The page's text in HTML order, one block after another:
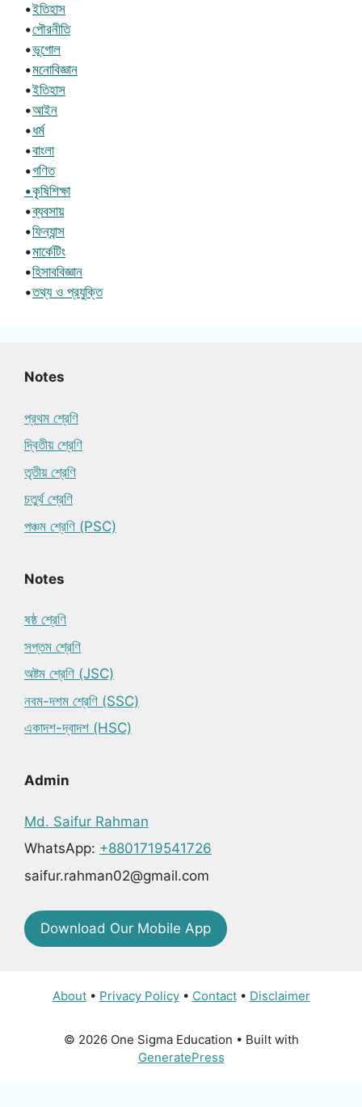
•ইতিহাস
•পৌরনীতি
•ভূগোল
•মনোবিজ্ঞান
•ইতিহাস
•আইন
•ধর্ম
•বাংলা
•গণিত
•কৃষিশিক্ষা
•ব্যবসায়
•ফিন্যান্স
•মার্কেটিং
•হিসাববিজ্ঞান
•তথ্য ও প্রযুক্তি
Notes
প্রথম শ্রেণি
দ্বিতীয় শ্রেণি
তৃতীয় শ্রেণি
চতুর্থ শ্রেণি
পঞ্চম শ্রেণি (PSC)
Notes
ষষ্ঠ শ্রেণি
সপ্তম শ্রেণি
অষ্টম শ্রেণি (JSC)
নবম-দশম শ্রেণি (SSC)
একাদশ-দ্বাদশ (HSC)
Admin
Md. Saifur Rahman
WhatsApp: +8801719541726
saifur.rahman02@gmail.com
Download Our Mobile App
About• Privacy Policy• Contact• Disclaimer
© 2026 One Sigma Education • Built with
GeneratePress